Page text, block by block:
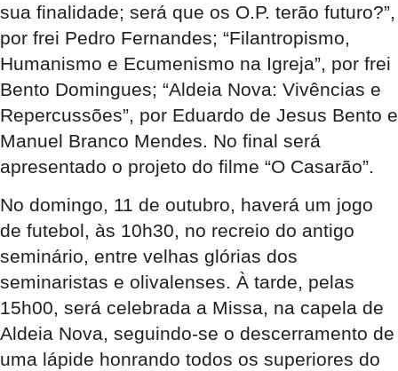
sua finalidade; será que os O.P. terão futuro?”,
por frei Pedro Fernandes; “Filantropismo,
Humanismo e Ecumenismo na Igreja”, por frei
Bento Domingues; “Aldeia Nova: Vivências e
Repercussões”, por Eduardo de Jesus Bento e
Manuel Branco Mendes. No final será
apresentado o projeto do filme “O Casarão”.
No domingo, 11 de outubro, haverá um jogo
de futebol, às 10h30, no recreio do antigo
seminário, entre velhas glórias dos
seminaristas e olivalenses. À tarde, pelas
15h00, será celebrada a Missa, na capela de
Aldeia Nova, seguindo-se o descerramento de
uma lápide honrando todos os superiores do